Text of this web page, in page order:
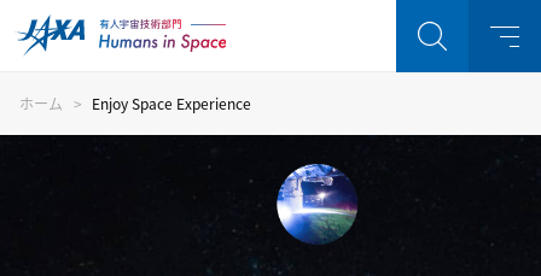
ホーム Enjoy Space Experience